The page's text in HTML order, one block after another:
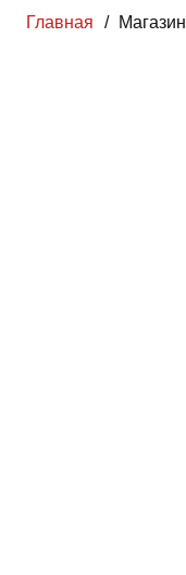
Главная / Магазин